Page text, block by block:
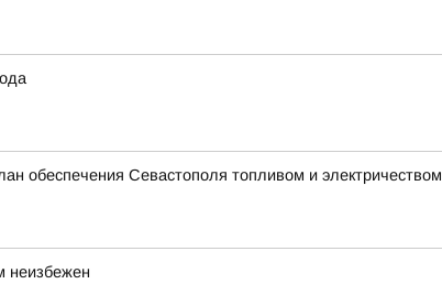
обеспечения Севастополя топливом и электричеством
неизбежен